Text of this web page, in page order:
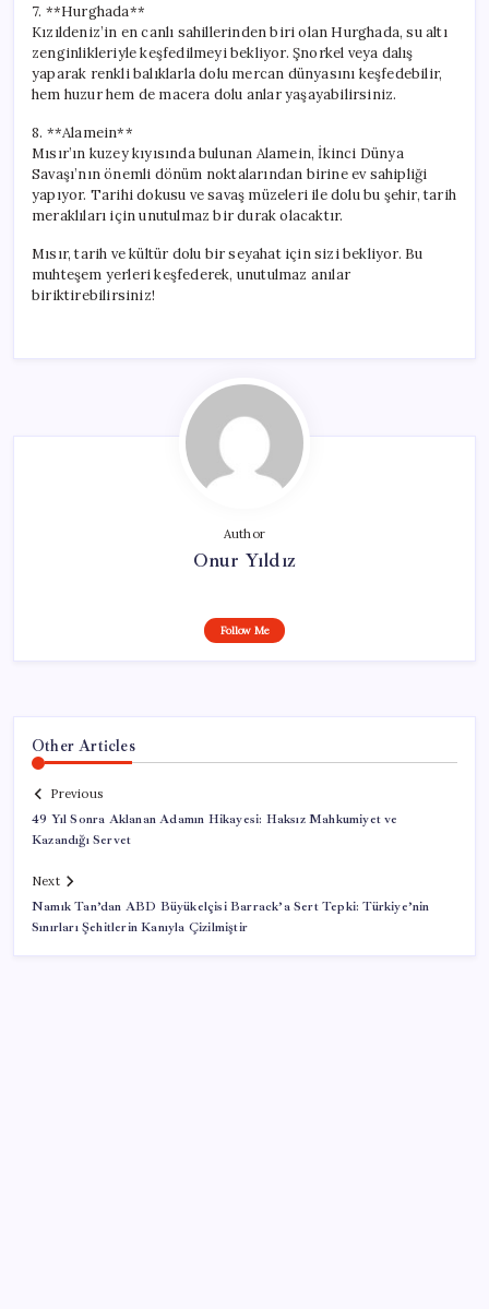
7. **Hurghada**
Kızıldeniz’in en canlı sahillerinden biri olan Hurghada, su altı
zenginlikleriyle keşfedilmeyi bekliyor. Şnorkel veya dalış
yaparak renkli balıklarla dolu mercan dünyasını keşfedebilir,
hem huzur hem de macera dolu anlar yaşayabilirsiniz.
8. **Alamein**
Mısır’ın kuzey kıyısında bulunan Alamein, İkinci Dünya
Savaşı’nın önemli dönüm noktalarından birine ev sahipliği
yapıyor. Tarihi dokusu ve savaş müzeleri ile dolu bu şehir, tarih
meraklıları için unutulmaz bir durak olacaktır.
Mısır, tarih ve kültür dolu bir seyahat için sizi bekliyor. Bu
muhteşem yerleri keşfederek, unutulmaz anılar
biriktirebilirsiniz!
Author
Onur Yıldız
Follow Me
Other Articles
Previous
49 Yıl Sonra Aklanan Adamın Hikayesi: Haksız Mahkumiyet ve
Kazandığı Servet
Next
Namık Tan’dan ABD Büyükelçisi Barrack’a Sert Tepki: Türkiye’nin
Sınırları Şehitlerin Kanıyla Çizilmiştir